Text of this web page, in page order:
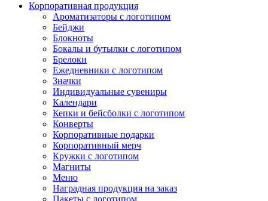
Корпоративная продукция
Ароматизаторы с логотипом
Бейджи
Блокноты
Бокалы и бутылки с логотипом
Брелоки
Ежедневники с логотипом
Значки
Индивидуальные сувениры
Календари
Кепки и бейсболки с логотипом
Конверты
Корпоративные подарки
Корпоративный мерч
Кружки с логотипом
Магниты
Меню
Наградная продукция на заказ